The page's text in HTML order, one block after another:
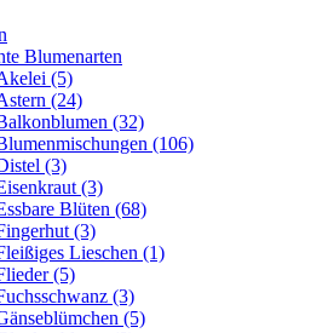
Blumenarten
(5)
(24)
(32)
(106)
(3)
(3)
Blüten (68)
(3)
Lieschen (1)
(5)
(3)
(5)